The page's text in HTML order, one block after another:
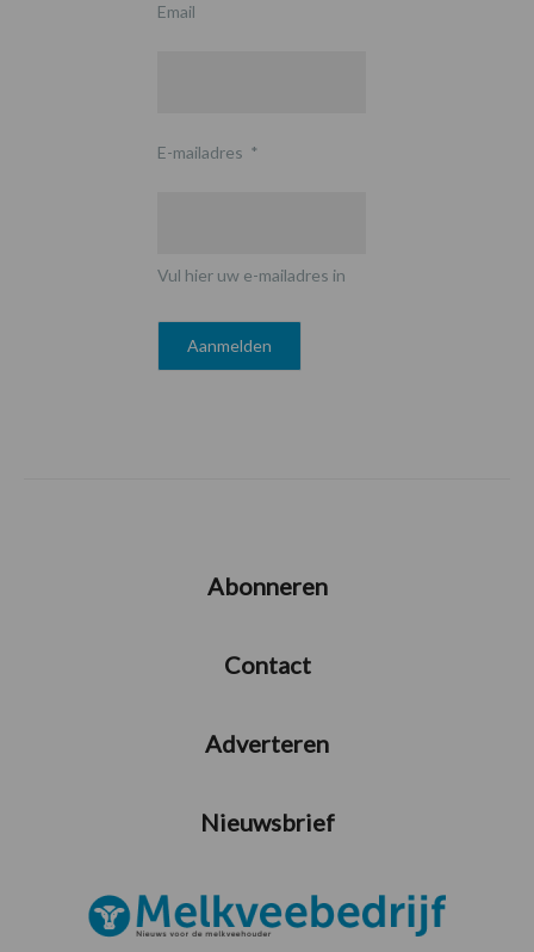
Email
E-mailadres *
Vul hier uw e-mailadres in
Abonneren
Contact
Adverteren
Nieuwsbrief